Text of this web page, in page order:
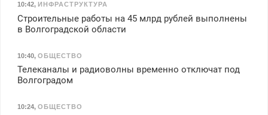
10:42, ИНФРАСТРУКТУРА
Строительные работы на 45 млрд рублей выполнены
в Волгоградской области
10:40, ОБЩЕСТВО
Телеканалы и радиоволны временно отключат под
Волгоградом
10:24, ОБЩЕСТВО